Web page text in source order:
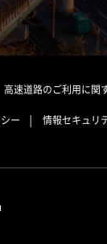
高速道路のご利用に関
ー 情報セキュリ